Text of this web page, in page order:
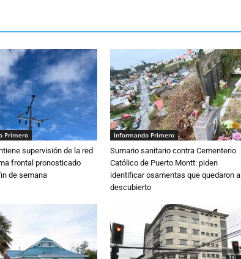
Primero
supervisión de la red
frontal pronosticado
de semana
Informando Primero
Sumario sanitario contra Cementerio
Católico de Puerto Montt: piden
identificar osamentas que quedaron al
descubierto